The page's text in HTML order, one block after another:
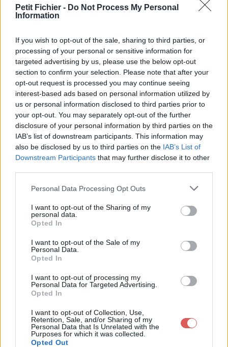
Petit Fichier - Do Not Process My Personal
Information
If you wish to opt-out of the sale, sharing to third parties, or
processing of your personal or sensitive information for
targeted advertising by us, please use the below opt-out
section to confirm your selection. Please note that after your
opt-out request is processed you may continue seeing
interest-based ads based on personal information utilized by
us or personal information disclosed to third parties prior to
your opt-out. You may separately opt-out of the further
disclosure of your personal information by third parties on the
IAB’s list of downstream participants. This information may
also be disclosed by us to third parties on the IAB’s List of
Downstream Participants that may further disclose it to other
Personal Data Processing Opt Outs
I want to opt-out of the Sharing of my
personal data.
Opted In
I want to opt-out of the Sale of my
Personal Data.
Opted In
I want to opt-out of processing my
Personal Data for Targeted Advertising.
Opted In
I want to opt-out of Collection, Use,
Retention, Sale, and/or Sharing of my
Personal Data that Is Unrelated with the
Purposes for which it was collected.
Opted Out
Page de téléchargement
https://www.petit-fichier.fr/2017/01/21/roulement-tambour/
Aperçu du fichier
Partager le fichier roulement
tambour.wav sur le Web et les
réseaux sociaux:
Télécharger le fichier roulement
tambour.wav
Télécharger roulement tambour.w